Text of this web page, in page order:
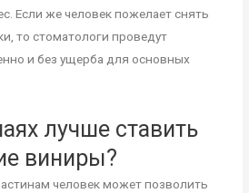
Если же человек пожелает снять
то стоматологи проведут
и без ущерба для основных
лучше ставить
виниры?
человек может позволить